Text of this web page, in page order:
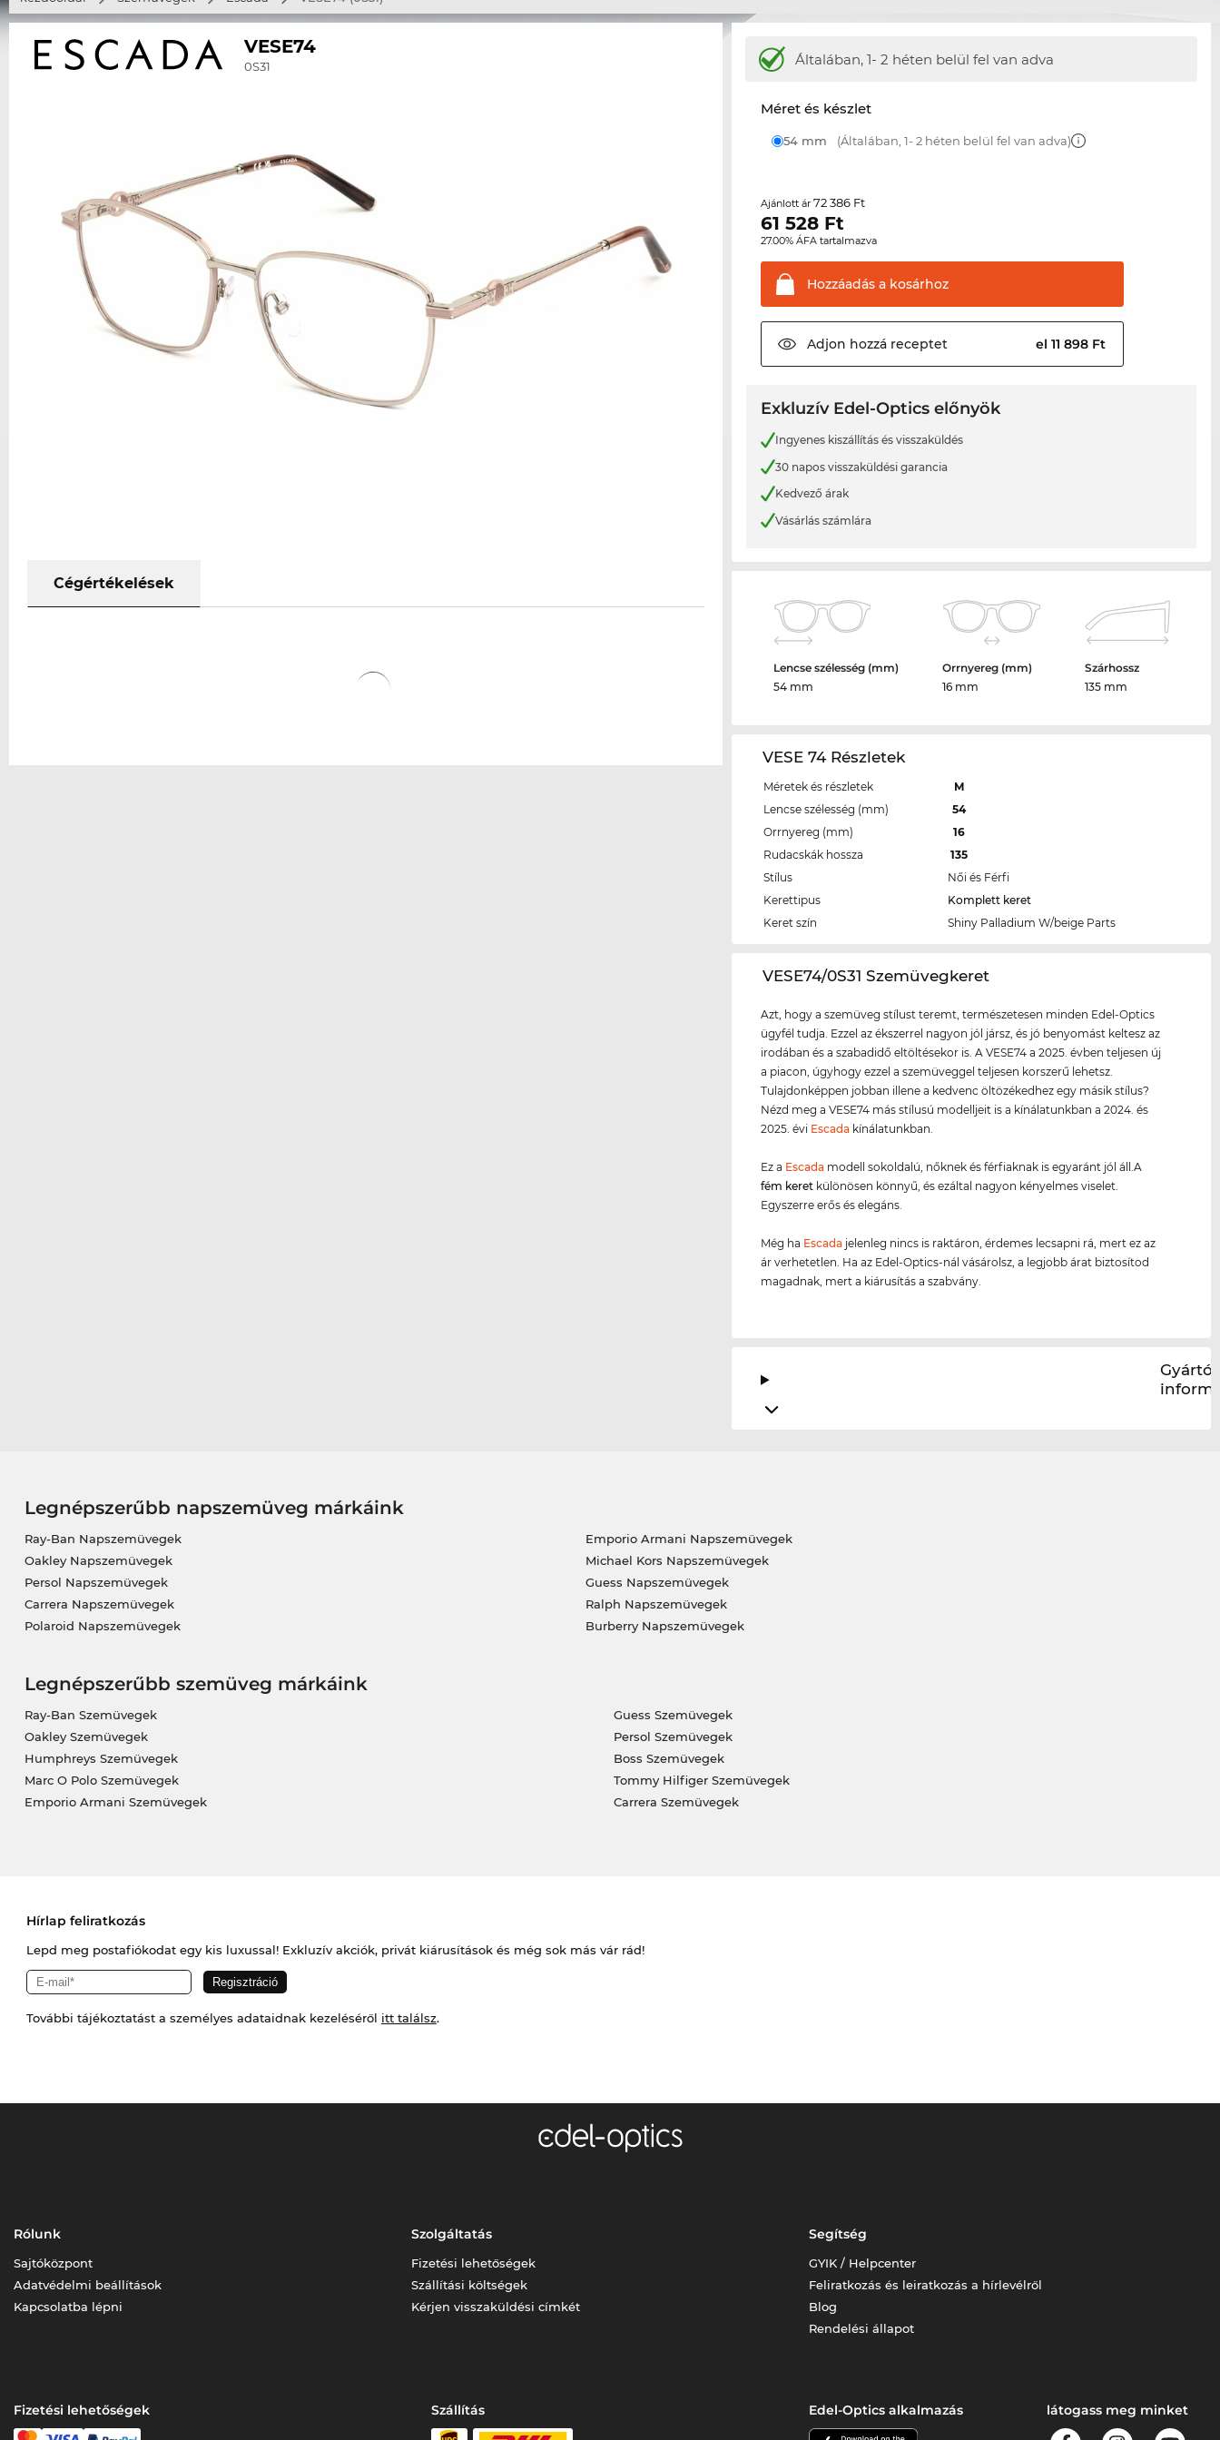
VESE74
0S31
Cégértékelések
Általában, 1- 2 héten belül fel van adva
Méret és készlet
54 mm (Általában, 1- 2 héten belül fel van adva)
Ajánlott ár72 386 Ft
61 528 Ft
27.00% ÁFA tartalmazva
Hozzáadás a kosárhoz
Adjon hozzá receptet el 11 898 Ft
Exkluzív Edel-Optics előnyök
Ingyenes kiszállítás és visszaküldés
30 napos visszaküldési garancia
Kedvező árak
Vásárlás számlára
Lencse szélesség (mm)
54 mm
Orrnyereg (mm)
16 mm
Szárhossz
135 mm
VESE 74 Részletek
Méretek és részletek
M
Lencse szélesség (mm)
54
Orrnyereg (mm)
16
Rudacskák hossza
135
Stílus
Női és Férfi
Kerettipus
Komplett keret
Keret szín
Shiny Palladium W/beige Parts
‌VESE74/0S31 Szemüvegkeret
Azt, hogy a szemüveg stílust teremt, természetesen minden Edel-Optics
ügyfél tudja. Ezzel az ékszerrel nagyon jól jársz, és jó benyomást keltesz az
irodában és a szabadidő eltöltésekor is. A VESE74 a 2025. évben teljesen új
a piacon, úgyhogy ezzel a szemüveggel teljesen korszerű lehetsz.
Tulajdonképpen jobban illene a kedvenc öltözékedhez egy másik stílus?
Nézd meg a VESE74 más stílusú modelljeit is a kínálatunkban a 2024. és
2025. évi Escada kínálatunkban.
Ez a Escada modell sokoldalú, nőknek és férfiaknak is egyaránt jól áll.A
fém keret különösen könnyű, és ezáltal nagyon kényelmes viselet.
Egyszerre erős és elegáns.
Még ha Escada jelenleg nincs is raktáron, érdemes lecsapni rá, mert ez az
ár verhetetlen. Ha az Edel-Optics-nál vásárolsz, a legjobb árat biztosítod
magadnak, mert a kiárusítás a szabvány.
Gyártói
Legnépszerűbb napszemüveg márkáink
Ray-Ban Napszemüvegek
Oakley Napszemüvegek
Persol Napszemüvegek
Carrera Napszemüvegek
Polaroid Napszemüvegek
Emporio Armani Napszemüvegek
Michael Kors Napszemüvegek
Guess Napszemüvegek
Ralph Napszemüvegek
Burberry Napszemüvegek
Legnépszerűbb szemüveg márkáink
Ray-Ban Szemüvegek
Oakley Szemüvegek
Humphreys Szemüvegek
Marc O Polo Szemüvegek
Emporio Armani Szemüvegek
Guess Szemüvegek
Persol Szemüvegek
Boss Szemüvegek
Tommy Hilfiger Szemüvegek
Carrera Szemüvegek
Hírlap feliratkozás
Lepd meg postafiókodat egy kis luxussal! Exkluzív akciók, privát kiárusítások és még sok más vár rád!
További tájékoztatást a személyes adataidnak kezeléséről itt találsz.
Rólunk
Sajtóközpont
Adatvédelmi beállítások
Kapcsolatba lépni
Szolgáltatás
Fizetési lehetőségek
Szállítási költségek
Kérjen visszaküldési címkét
Segítség
GYIK / Helpcenter
Feliratkozás és leiratkozás a hírlevélről
Blog
Rendelési állapot
Fizetési lehetőségek Szállítás Edel-Optics alkalmazás látogass meg minket